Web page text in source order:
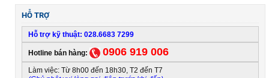
HỖ TRỢ
Hỗ trợ kỹ thuật: 028.6683 7299
Hotline bán hàng: 0906 919 006
Làm việc: Từ 8h00 đến 18h30, T2 đến T7